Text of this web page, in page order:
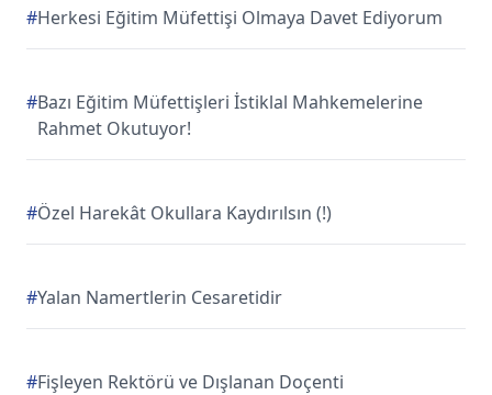
#Herkesi Eğitim Müfettişi Olmaya Davet Ediyorum
#Bazı Eğitim Müfettişleri İstiklal Mahkemelerine
Rahmet Okutuyor!
#Özel Harekât Okullara Kaydırılsın (!)
#Yalan Namertlerin Cesaretidir
#Fişleyen Rektörü ve Dışlanan Doçenti